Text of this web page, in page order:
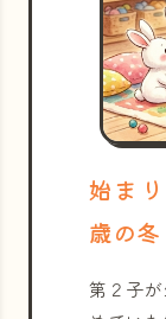
始ま
歳の冬
第２子